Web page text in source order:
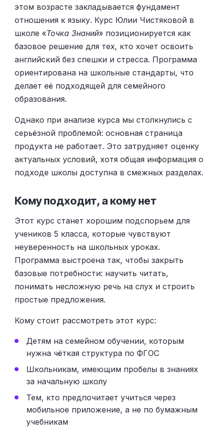
этом возрасте закладывается фундамент
отношения к языку. Курс Юлии Чистяковой в
школе «Точка Знаний» позиционируется как
базовое решение для тех, кто хочет освоить
английский без спешки и стресса. Программа
ориентирована на школьные стандарты, что
делает её подходящей для семейного
образования.
Однако при анализе курса мы столкнулись с
серьёзной проблемой: основная страница
продукта не работает. Это затрудняет оценку
актуальных условий, хотя общая информация о
подходе школы доступна в смежных разделах.
Кому подходит, а кому нет
Этот курс станет хорошим подспорьем для
учеников 5 класса, которые чувствуют
неуверенность на школьных уроках.
Программа выстроена так, чтобы закрыть
базовые потребности: научить читать,
понимать несложную речь на слух и строить
простые предложения.
Кому стоит рассмотреть этот курс:
Детям на семейном обучении, которым
нужна чёткая структура по ФГОС
Школьникам, имеющим пробелы в знаниях
за начальную школу
Тем, кто предпочитает учиться через
мобильное приложение, а не по бумажным
учебникам